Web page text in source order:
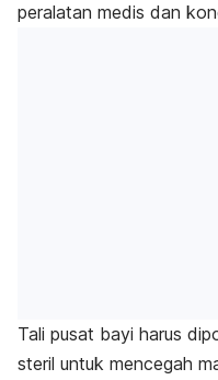
peralatan medis dan
Tali pusat bayi harus
steril untuk mencegah